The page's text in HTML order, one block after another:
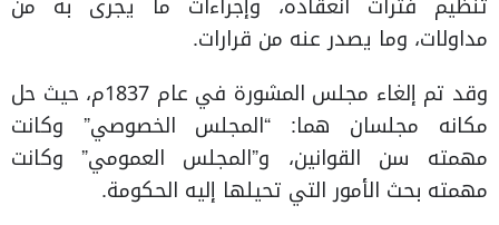
مداولات، وما يصدر عنه من قرارات.
وقد تم إلغاء مجلس المشورة في عام 1837م، حيث حل
مكانه مجلسان هما: “المجلس الخصوصي” وكانت
مهمته سن القوانين، و”المجلس العمومي” وكانت
مهمته بحث الأمور التي تحيلها إليه الحكومة.